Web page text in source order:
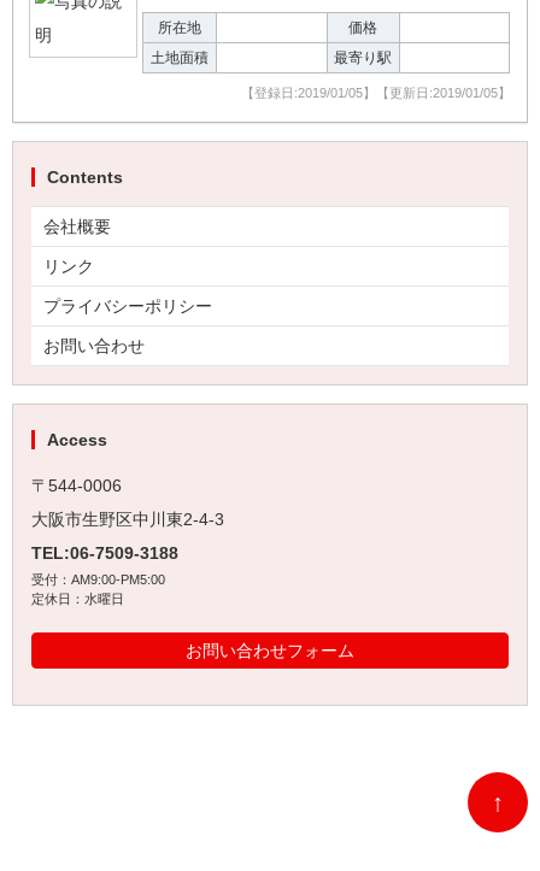
所在地
価格
土地面積
最寄り駅
【登録日:2019/01/05】【更新日:2019/01/05】
Contents
会社概要
リンク
プライバシーポリシー
お問い合わせ
Access
〒544-0006
大阪市生野区中川東2-4-3
TEL:06-7509-3188
受付：AM9:00‐PM5:00
定休日：水曜日
お問い合わせフォーム
↑